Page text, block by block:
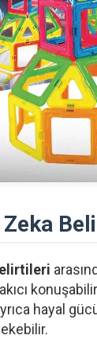
Zeka
hayal